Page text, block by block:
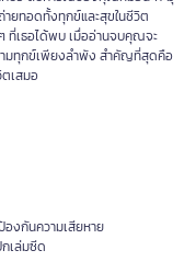
ายทอดทั้งทุกข์และสุขในชีวิต
ที่เธอได้พบ เมื่ออ่านจบคุณจะ
วามทุกข์เพียงลำพัง สำคัญที่สุดคือ
ตเสมอ
องกันความเสียหาย
เล่มซีด